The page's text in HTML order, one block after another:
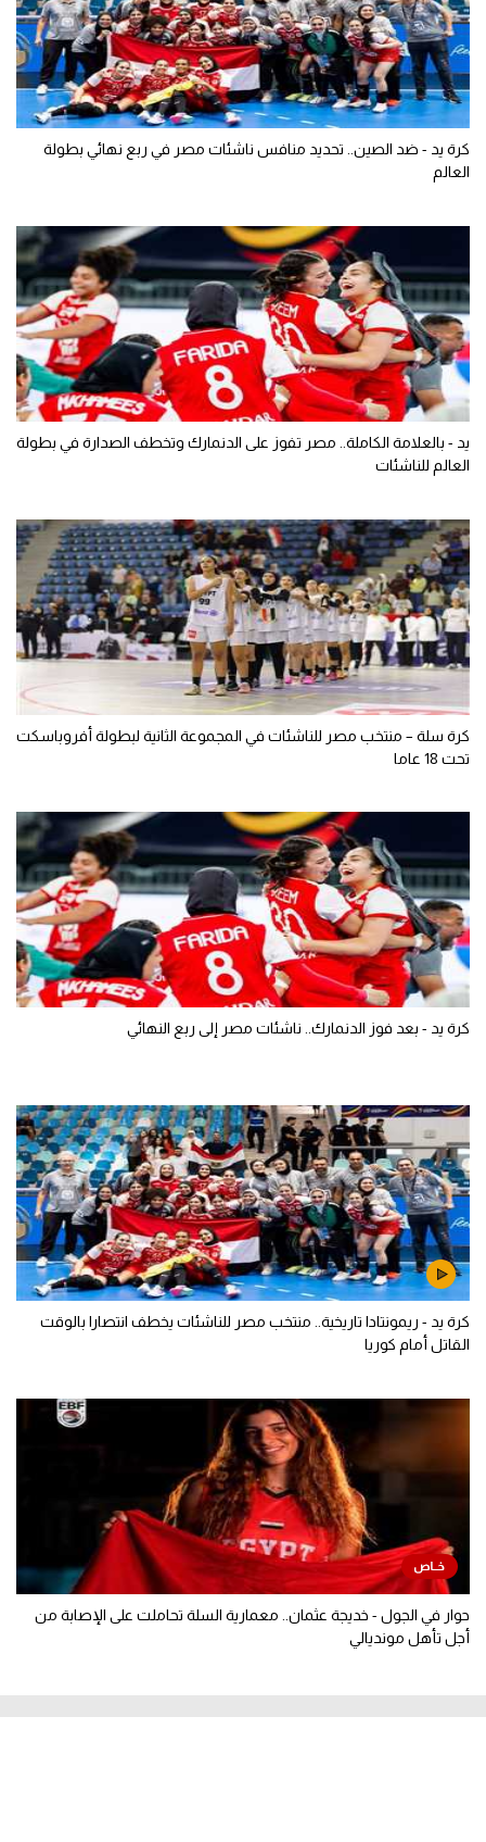
كرة يد - ضد الصين.. تحديد منافس ناشئات مصر في ربع نهائي بطولة
العالم
يد - بالعلامة الكاملة.. مصر تفوز على الدنمارك وتخطف الصدارة في بطولة
العالم للناشئات
كرة سلة – منتخب مصر للناشئات في المجموعة الثانية لبطولة أفروباسكت
تحت 18 عاما
كرة يد - بعد فوز الدنمارك.. ناشئات مصر إلى ربع النهائي
كرة يد - ريمونتادا تاريخية.. منتخب مصر للناشئات يخطف انتصارا بالوقت
القاتل أمام كوريا
حوار في الجول - خديجة عثمان.. معمارية السلة تحاملت على الإصابة من
أجل تأهل مونديالي